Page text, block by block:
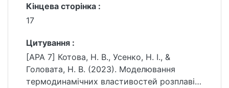
Кінцева сторінка :
17
Цитування :
[APA 7] Котова, Н. В., Усенко, Н. І., &
Головата, Н. В. (2023). Моделювання
термодинамічних властивостей розплавів